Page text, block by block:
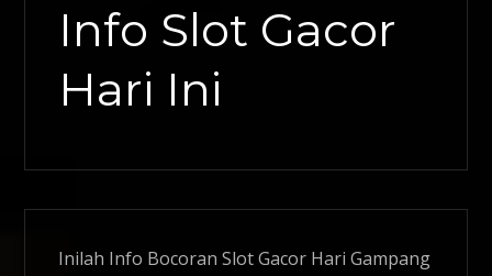
Info Slot Gacor
Hari Ini
Inilah Info BocoranSlot Gacor Hari Gampang